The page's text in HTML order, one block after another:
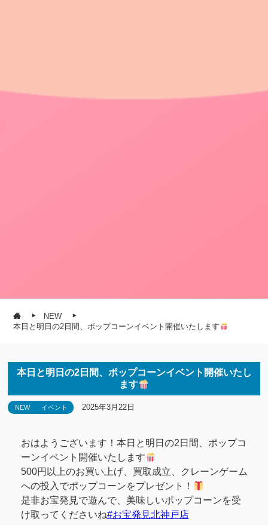
NEW
本日と明日の2日間、ポップコーンイベント開催いたします
本日と明日の2日間、ポップコーンイベント開催いたし
ます
NEW イベント 2025年3月22日
おはようございます！本日と明日の2日間、ポップコ
ーンイベント開催いたします
500円以上のお買い上げ、買取成立、クレーンゲーム
への投入でポップコーンをプレゼント！
是非お宝発見で遊んで、美味しいポップコーンを受
け取ってくださいね#お宝発見北神戸店